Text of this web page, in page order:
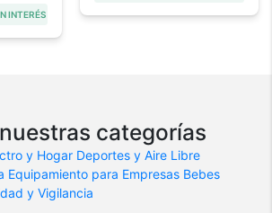
INTERÉS
categorías
y Hogar Deportes y Aire Libre
Equipamiento para Empresas Bebes
y Vigilancia